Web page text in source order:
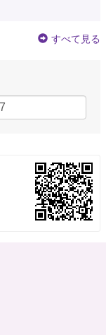
すべて見る